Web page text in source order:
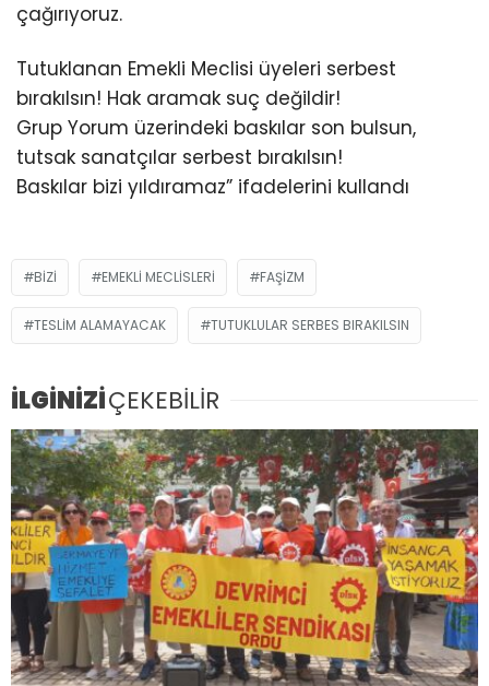
çağırıyoruz.
Tutuklanan Emekli Meclisi üyeleri serbest
bırakılsın! Hak aramak suç değildir!
Grup Yorum üzerindeki baskılar son bulsun,
tutsak sanatçılar serbest bırakılsın!
Baskılar bizi yıldıramaz” ifadelerini kullandı
BIZI EMEKLI MECLISLERI FAŞIZM
TESLIM ALAMAYACAK TUTUKLULAR SERBES BIRAKILSIN
İLGİNİZİÇEKEBİLİR